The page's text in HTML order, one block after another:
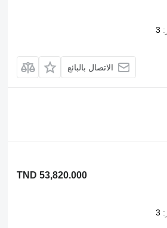
3
الاتصال بالبائع
TND 53,820.000
3